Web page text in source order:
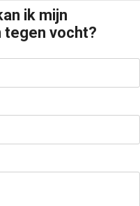
ik mijn
tegen vocht?